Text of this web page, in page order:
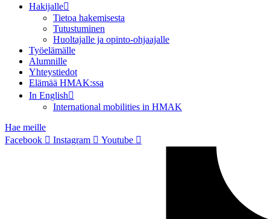
Hakijalle
Tietoa hakemisesta
Tutustuminen
Huoltajalle ja opinto-ohjaajalle
Työelämälle
Alumnille
Yhteystiedot
Elämää HMAK:ssa
In English
International mobilities in HMAK
Hae meille
Facebook
Instagram Youtube